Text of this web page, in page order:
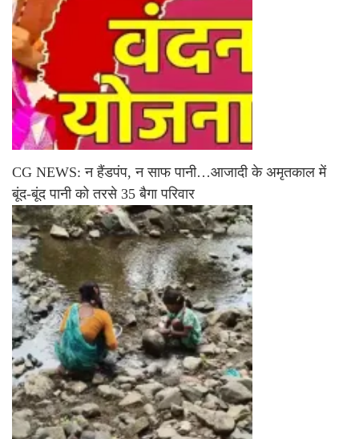
CG NEWS: न हैंडपंप, न साफ पानी…आजादी के अमृतकाल में
बूंद-बूंद पानी को तरसे 35 बैगा परिवार